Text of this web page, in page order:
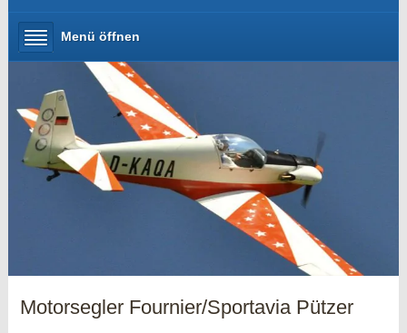
Menü öffnen
Motorsegler Fournier/Sportavia Pützer